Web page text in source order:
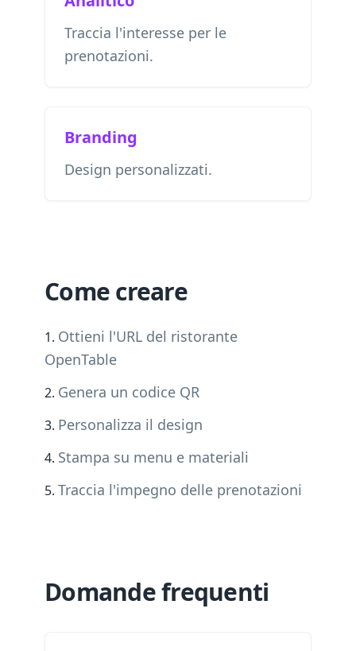
Traccia l'interesse per le
prenotazioni.
Branding
Design personalizzati.
Come creare
Ottieni l'URL del ristorante
OpenTable
Genera un codice QR
Personalizza il design
Stampa su menu e materiali
Traccia l'impegno delle prenotazioni
Domande frequenti